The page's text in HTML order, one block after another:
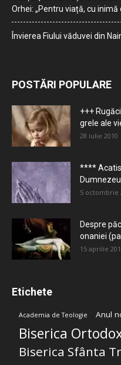
Orhei: „Pentru viață, cu inimă
Învierea Fiului văduvei din
POSTĂRI POPULARE
+++
grele ale
28 iulie 2010
****
5 octombrie
Despre
onaniei
15 aprilie
Etichete
Academia de Teologie Anul
Biserica
Biserica Sfânta